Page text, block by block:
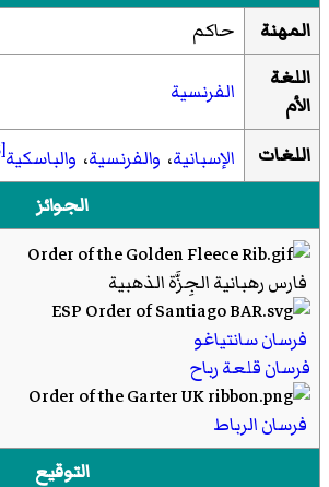
المهنة
حاكم
اللغة
الأم
الفرنسية
اللغات الإسبانية، والفرنسية، والباسكية[5]
الجوائز
فارس رهبانية الجِزَّة الذهبية
فرسان سانتياغو
فرسان قلعة رباح
فرسان الرباط
التوقيع